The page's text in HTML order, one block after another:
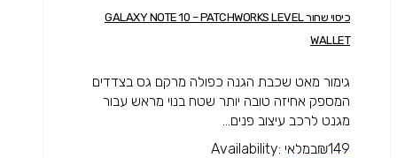
כיסוי שחור GALAXY NOTE 10 – PATCHWORKS LEVEL
WALLET
גימור מאט שכבת הגנה כפולה מרקם גס בצדדים
המספק אחיזה טובה יותר שטח בנוי מראש עבור
מגנט לרכב עיצוב פנים...
₪149
Availability: במלאי